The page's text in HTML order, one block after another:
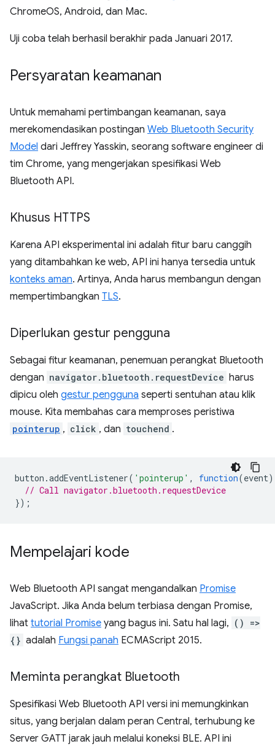
ChromeOS, Android, dan Mac.
Uji coba telah berhasil berakhir pada Januari 2017.
Persyaratan keamanan
Untuk memahami pertimbangan keamanan, saya
merekomendasikan postingan Web Bluetooth Security
Model dari Jeffrey Yasskin, seorang software engineer di
tim Chrome, yang mengerjakan spesifikasi Web
Bluetooth API.
Khusus HTTPS
Karena API eksperimental ini adalah fitur baru canggih
yang ditambahkan ke web, API ini hanya tersedia untuk
konteks aman. Artinya, Anda harus membangun dengan
mempertimbangkan TLS.
Diperlukan gestur pengguna
Sebagai fitur keamanan, penemuan perangkat Bluetooth
dengan navigator.bluetooth.requestDevice harus
dipicu oleh gestur pengguna seperti sentuhan atau klik
mouse. Kita membahas cara memproses peristiwa
pointerup , click , dan touchend .
button .addEventListener( 'pointerup' , function(event)
// Call navigator.bluetooth.requestDevice
});
Mempelajari kode
Web Bluetooth API sangat mengandalkan Promise
JavaScript. Jika Anda belum terbiasa dengan Promise,
lihat tutorial Promise yang bagus ini. Satu hal lagi, () =>
{} adalah Fungsi panah ECMAScript 2015.
Meminta perangkat Bluetooth
Spesifikasi Web Bluetooth API versi ini memungkinkan
situs, yang berjalan dalam peran Central, terhubung ke
Server GATT jarak jauh melalui koneksi BLE. API ini